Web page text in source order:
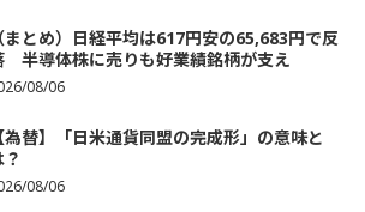
（まとめ）日経平均は617円安の65,683円で反
半導体株に売りも好業績銘柄が支え
08/06
【為替】「日米通貨同盟の完成形」の意味と
08/06